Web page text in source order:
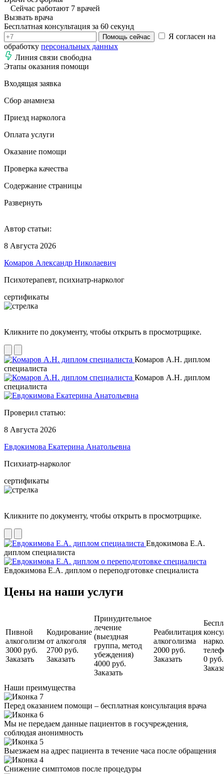
Сейчас работают 7 врачей
Вызвать врача
Бесплатная консультация за 60 секунд
Помощь сейчас
Я согласен на
обработку персональных данных
Линия связи свободна
Этапы оказания помощи
Входящая заявка
Сбор анамнеза
Приезд нарколога
Оплата услуги
Оказание помощи
Проверка качества
Содержание страницы
Развернуть
Автор статьи:
8 Августа 2026
Комаров Александр Николаевич
Психотерапевт, психиатр-нарколог
сертификаты
Кликните по документу, чтобы открыть в просмотрщике.
Комаров А.Н. диплом
специалиста
Комаров А.Н. диплом
специалиста
Проверил статью:
8 Августа 2026
Евдокимова Екатерина Анатольевна
Психиатр-нарколог
сертификаты
Кликните по документу, чтобы открыть в просмотрщике.
Евдокимова Е.А.
диплом специалиста
Евдокимова Е.А. диплом о переподготовке специалиста
Цены на наши услуги
Пивной
алкоголизм
3000 руб.
Заказать
Кодирование
от алкоголя
2700 руб.
Заказать
Принудительное
лечение
(выездная
группа, метод
убеждения)
4000 руб.
Заказать
Реабилитация
алкоголизма
2000 руб.
Заказать
0 руб.
Наши преимущества
Перед оказанием помощи – бесплатная консультация врача
Мы не передаем данные пациентов в госучреждения,
соблюдая анонимность
Выезжаем на адрес пациента в течение часа после обращения
Снижение симптомов после процедуры